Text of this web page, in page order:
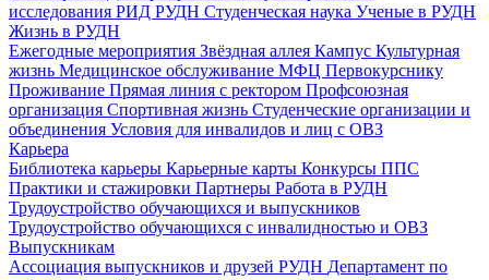
исследования РИД РУДН Студенческая наука Ученые в РУДН
Жизнь в РУДН
Ежегодные мероприятия Звёздная аллея Кампус Культурная
жизнь Медицинское обслуживание МФЦ Первокурснику
Проживание Прямая линия с ректором Профсоюзная
организация Спортивная жизнь Студенческие организации и
объединения Условия для инвалидов и лиц с ОВЗ
Карьера
Библиотека карьеры Карьерные карты Конкурсы ППС
Практики и стажировки Партнеры Работа в РУДН
Трудоустройство обучающихся и выпускников
Трудоустройство обучающихся с инвалидностью и ОВЗ
Выпускникам
Ассоциация выпускников и друзей РУДН Департамент по